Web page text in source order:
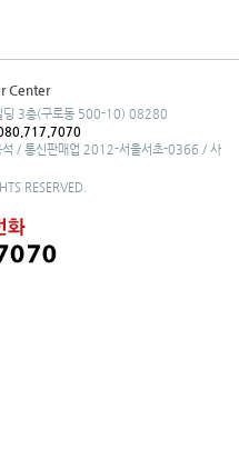
Center
딩 3층(구로동 500-10) 08280
석 / 통신판매업 2012-서울서초-0366 / 사
RESERVED.